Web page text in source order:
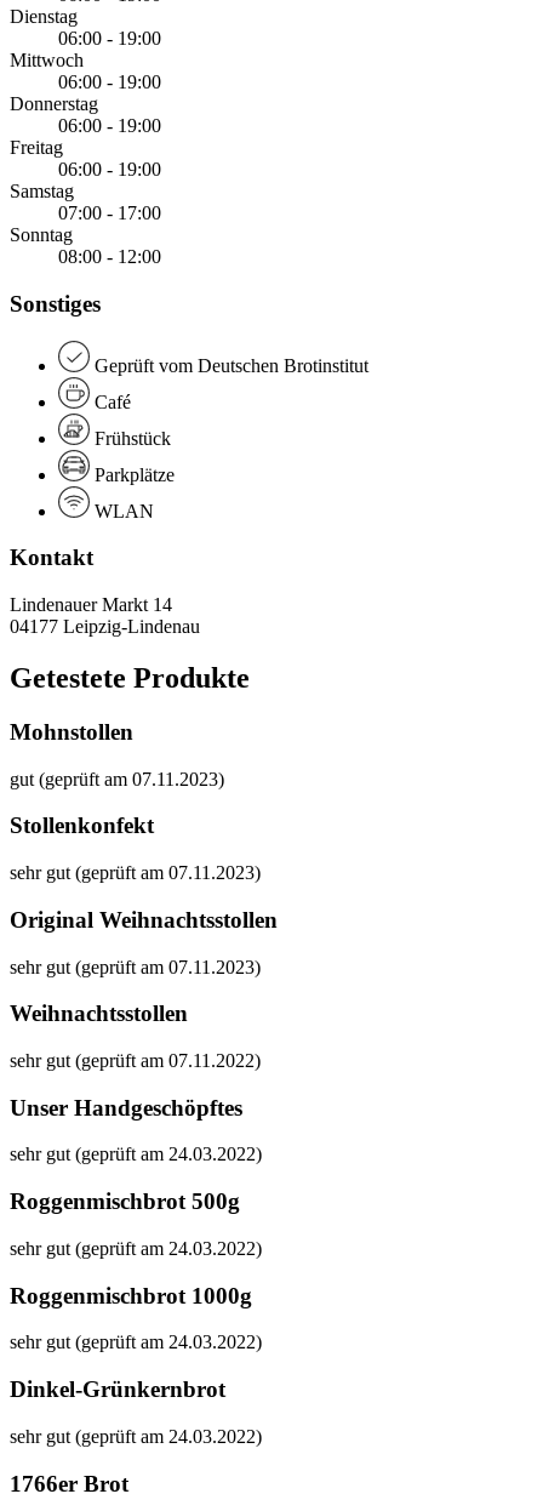
Dienstag
06:00 - 19:00
Mittwoch
06:00 - 19:00
Donnerstag
06:00 - 19:00
Freitag
06:00 - 19:00
Samstag
07:00 - 17:00
Sonntag
08:00 - 12:00
Sonstiges
Geprüft vom Deutschen Brotinstitut
Café
Frühstück
Parkplätze
WLAN
Kontakt
Lindenauer Markt 14
04177 Leipzig-Lindenau
Getestete Produkte
Mohnstollen
gut (geprüft am 07.11.2023)
Stollenkonfekt
sehr gut (geprüft am 07.11.2023)
Original Weihnachtsstollen
sehr gut (geprüft am 07.11.2023)
Weihnachtsstollen
sehr gut (geprüft am 07.11.2022)
Unser Handgeschöpftes
sehr gut (geprüft am 24.03.2022)
Roggenmischbrot 500g
sehr gut (geprüft am 24.03.2022)
Roggenmischbrot 1000g
sehr gut (geprüft am 24.03.2022)
Dinkel-Grünkernbrot
sehr gut (geprüft am 24.03.2022)
1766er Brot